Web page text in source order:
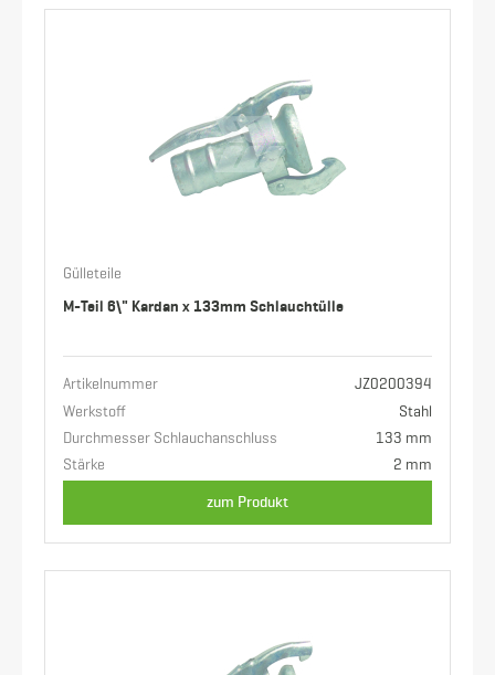
Gülleteile
M-Teil 6\" Kardan x 133mm Schlauchtülle
Artikelnummer
JZ0200394
Werkstoff
Stahl
Durchmesser Schlauchanschluss
133 mm
Stärke
2 mm
zum Produkt